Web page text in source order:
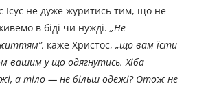
Ісус не дуже журитись тим, що не
в біді чи нужді.„Не
”, каже Христос,„що вам їсти
вашим у що одягнутись. Хіба
а тіло — не більш одежі? Отож не